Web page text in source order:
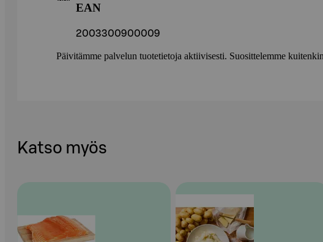
EAN
2003300900009
Päivitämme palvelun tuotetietoja aktiivisesti. Suosittelemme
Katso myös